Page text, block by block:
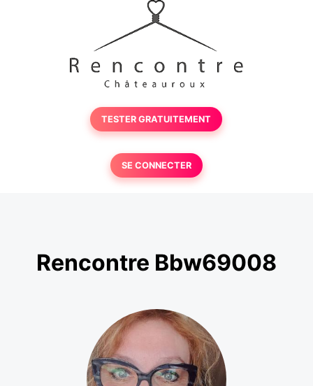
TESTER GRATUITEMENT
SE CONNECTER
Rencontre Bbw69008